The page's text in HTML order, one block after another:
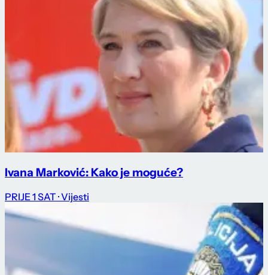
Ivana Marković: Kako je moguće?
PRIJE 1 SAT · Vijesti